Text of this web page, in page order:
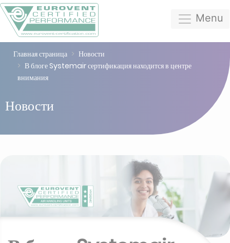
Menu
Главная страница
Новости
В блоге Systemair сертификация находится в центре
внимания
Новости